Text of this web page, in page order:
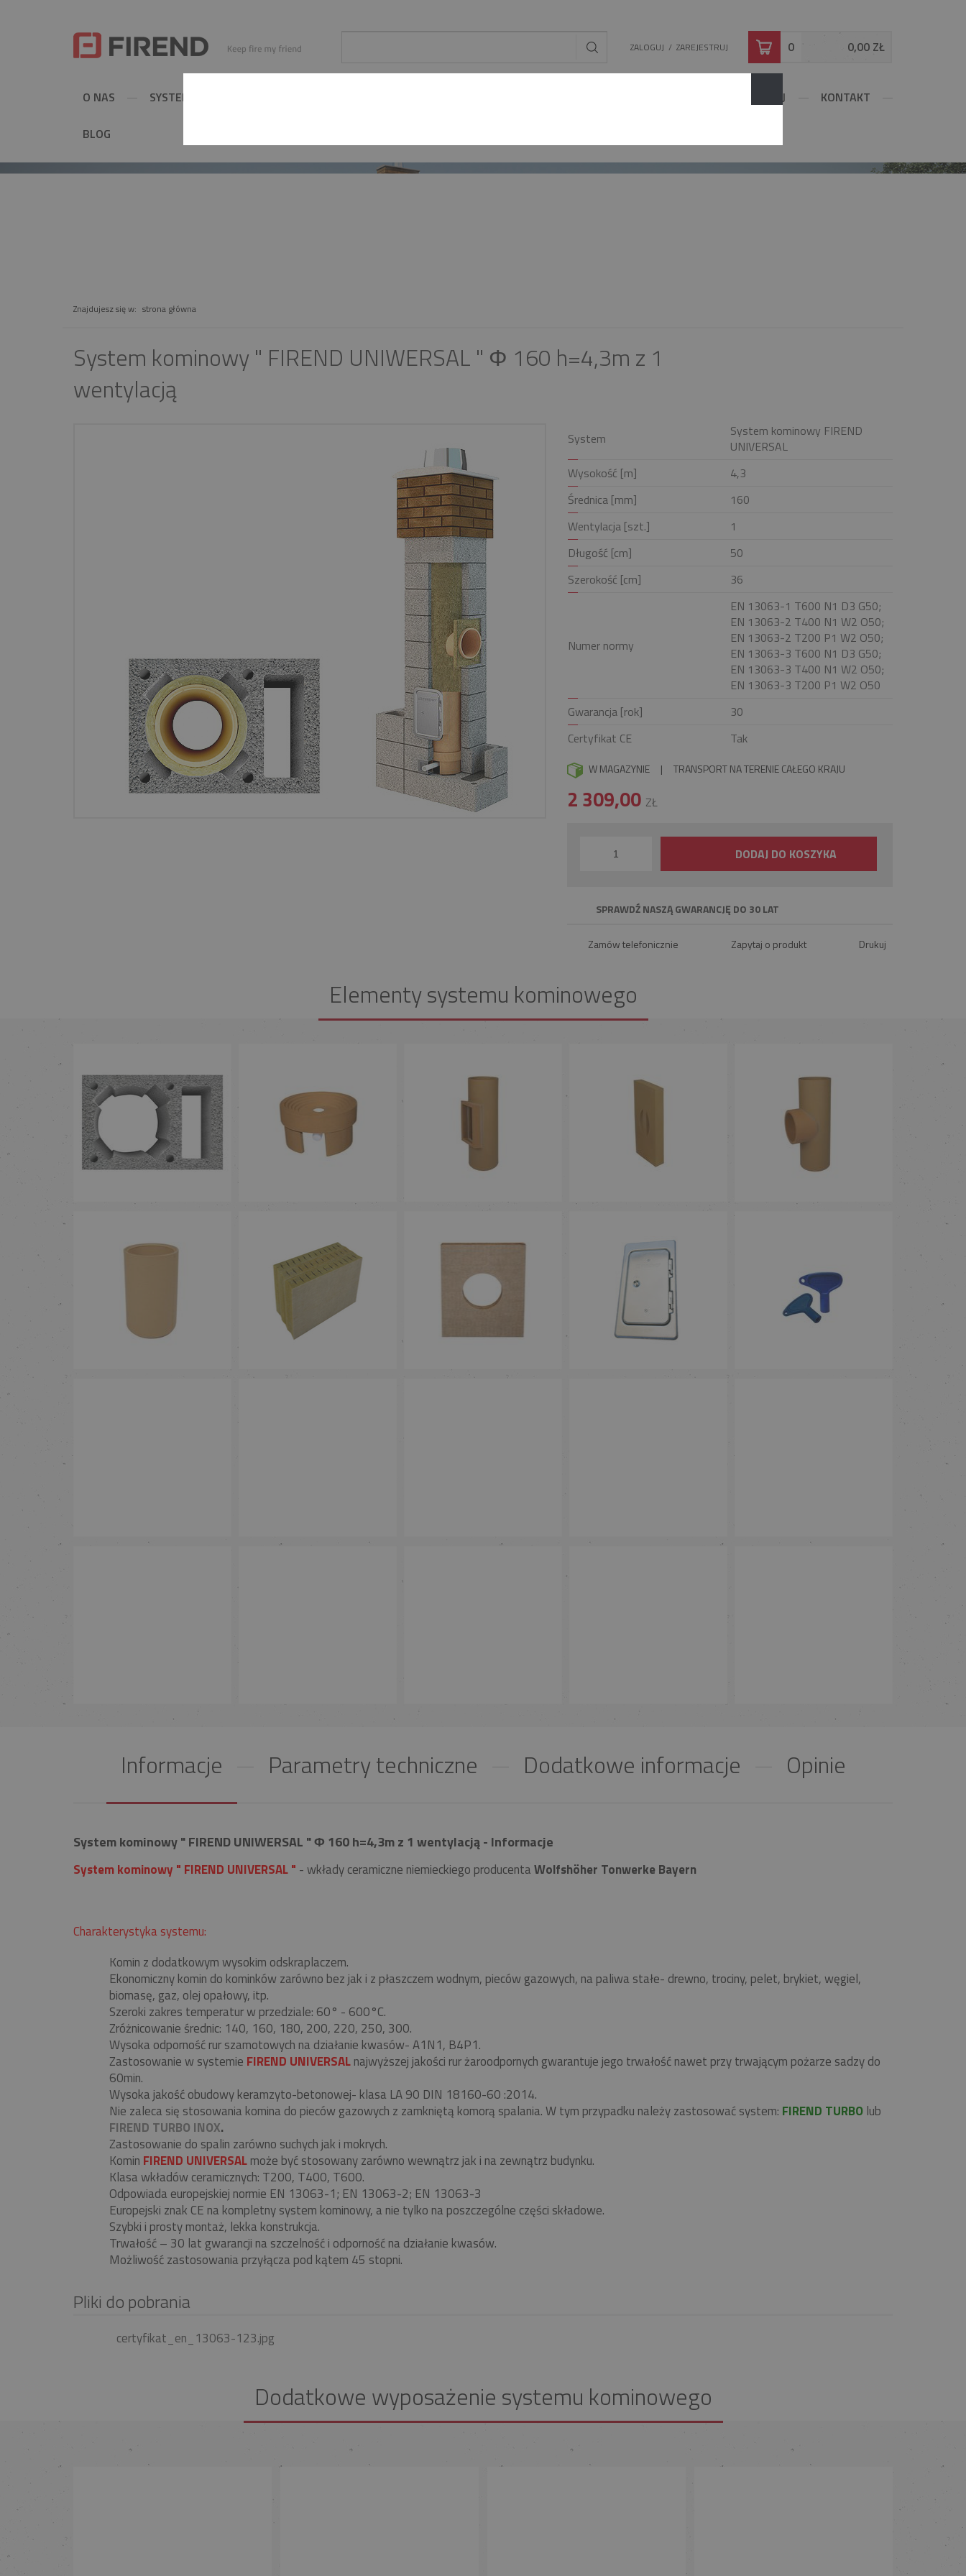
ZALOGUJ /ZAREJESTRUJ 0 0,00 ZŁ
O NAS SYSTEMY KOMINOWE KONFIGURUJ KONTAKT
BLOG
Znajdujesz się w: strona główna
System kominowy " FIREND UNIWERSAL " Φ 160 h=4,3m z 1
wentylacją
System
System kominowy FIREND
UNIVERSAL
Wysokość [m]
4,3
Średnica [mm]
160
Wentylacja [szt.]
1
Długość [cm]
50
Szerokość [cm]
36
Numer normy
EN 13063-1 T600 N1 D3 G50;
EN 13063-2 T400 N1 W2 O50;
EN 13063-2 T200 P1 W2 O50;
EN 13063-3 T600 N1 D3 G50;
EN 13063-3 T400 N1 W2 O50;
EN 13063-3 T200 P1 W2 O50
Gwarancja [rok]
30
Certyfikat CE
Tak
W MAGAZYNIE | TRANSPORT NA TERENIE CAŁEGO KRAJU
2 309,00 ZŁ
DODAJ DO KOSZYKA
SPRAWDŹ NASZĄ GWARANCJĘ DO 30 LAT
Zamów telefonicznie Zapytaj o produkt Drukuj
Elementy systemu kominowego
Informacje Parametry techniczne Dodatkowe informacje Opinie
System kominowy " FIREND UNIWERSAL " Φ 160 h=4,3m z 1 wentylacją - Informacje
System kominowy " FIREND UNIVERSAL " - wkłady ceramiczne niemieckiego producentaWolfshöher Tonwerke Bayern
Charakterystyka systemu:
Komin z dodatkowym wysokim odskraplaczem.
Ekonomiczny komin do kominków zarówno bez jak i z płaszczem wodnym, pieców gazowych, na paliwa stałe- drewno, trociny, pelet, brykiet, węgiel,
biomasę, gaz, olej opałowy, itp.
Szeroki zakres temperatur w przedziale: 60° - 600°C.
Zróżnicowanie średnic: 140, 160, 180, 200, 220, 250, 300.
Wysoka odporność rur szamotowych na działanie kwasów- A1N1, B4P1.
Zastosowanie w systemie FIREND UNIVERSALnajwyższej jakości rur żaroodpornych gwarantuje jego trwałość nawet przy trwającym pożarze sadzy do
60min.
Wysoka jakość obudowy keramzyto-betonowej- klasa LA 90 DIN 18160-60 :2014.
Nie zaleca się stosowania komina do pieców gazowych z zamkniętą komorą spalania. W tym przypadku należy zastosować system: FIREND TURBO lub
FIREND TURBO INOX.
Zastosowanie do spalin zarówno suchych jak i mokrych.
Komin FIREND UNIVERSALmoże być stosowany zarówno wewnątrz jak i na zewnątrz budynku.
Klasa wkładów ceramicznych: T200, T400, T600.
Odpowiada europejskiej normie EN 13063-1; EN 13063-2; EN 13063-3
Europejski znak CE na kompletny system kominowy, a nie tylko na poszczególne części składowe.
Szybki i prosty montaż, lekka konstrukcja.
Trwałość – 30 lat gwarancji na szczelność i odporność na działanie kwasów.
Możliwość zastosowania przyłącza pod kątem 45 stopni.
Pliki do pobrania
certyfikat_en_13063-123.jpg
Dodatkowe wyposażenie systemu kominowego